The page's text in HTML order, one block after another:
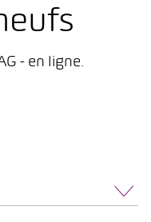
- en ligne.